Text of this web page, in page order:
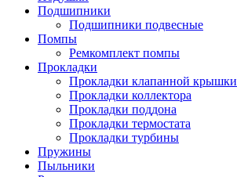
Подшипники
Подшипники подвесные
Помпы
Ремкомплект помпы
Прокладки
Прокладки клапанной крышки
Прокладки коллектора
Прокладки поддона
Прокладки термостата
Прокладки турбины
Пружины
Пыльники